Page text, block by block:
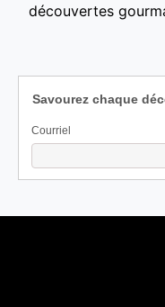
découvertes
Savourez chaque
Courriel